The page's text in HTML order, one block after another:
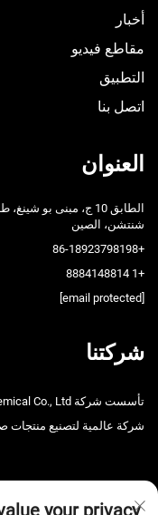
أخبار
مقاطع فيديو
التطبيق
اتصل بنا
العنوان
شنتشن، الصين
+86-18923798198
+1 8884148814
شركتنا
شركة عالمية لتصنيع منتجات
your privacy